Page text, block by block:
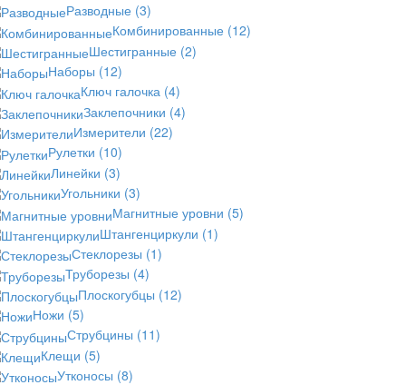
Разводные (3)
Комбинированные (12)
Шестигранные (2)
Наборы (12)
Ключ галочка (4)
Заклепочники (4)
Измерители (22)
Рулетки (10)
Линейки (3)
Угольники (3)
Магнитные уровни (5)
Штангенциркули (1)
Стеклорезы (1)
Труборезы (4)
Плоскогубцы (12)
Ножи (5)
Струбцины (11)
Клещи (5)
Утконосы (8)